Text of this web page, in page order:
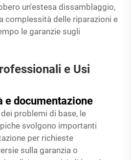
un'estesa dissamblaggio,
complessità delle riparazioni e
le garanzie sugli
e Usi
e documentazione
problemi di base, le
svolgono importanti
per richieste
sulla garanzia o